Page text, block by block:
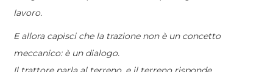
lavoro.
E allora capisci che la trazione non è un concetto
meccanico: è un dialogo.